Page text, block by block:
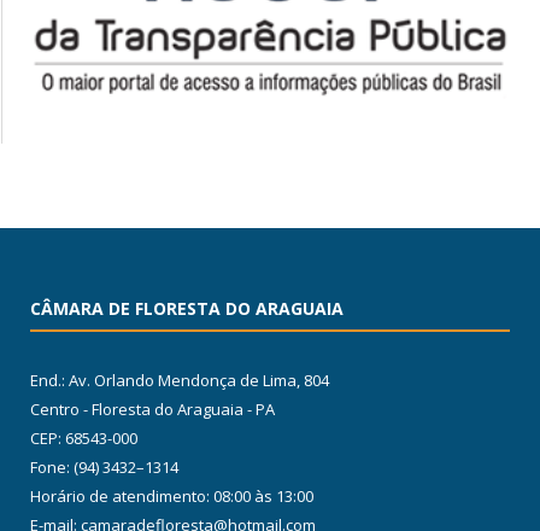
CÂMARA DE FLORESTA DO ARAGUAIA
End.: Av. Orlando Mendonça de Lima, 804
Centro - Floresta do Araguaia - PA
CEP: 68543-000
Fone: (94) 3432–1314
Horário de atendimento: 08:00 às 13:00
E-mail: camaradefloresta@hotmail.com